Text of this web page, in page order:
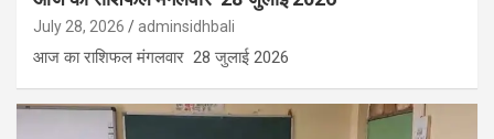
July 28, 2026 adminsidhbali
आज का राशिफल मंगलवार 28 जुलाई 2026